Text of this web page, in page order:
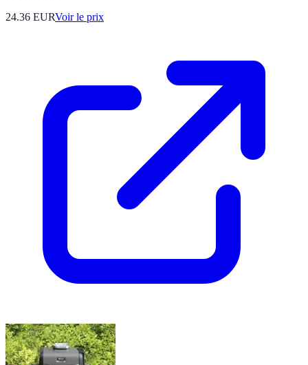
24.36 EURVoir le prix